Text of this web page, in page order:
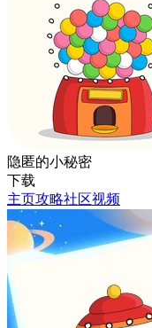
隐匿的小秘密
下载
主页攻略社区视频